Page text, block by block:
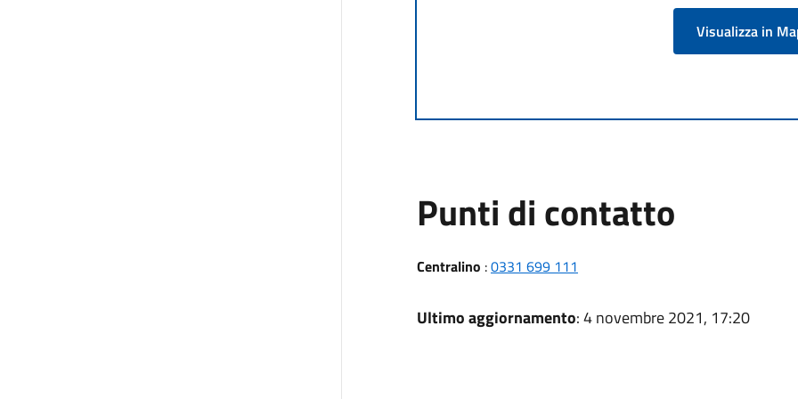
Visualizza in
Punti di contatto
Centralino :0331 699 111
Ultimo aggiornamento: 4 novembre 2021, 17:20